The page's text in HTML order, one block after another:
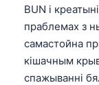
BUN і
праблемах з
самастойна
кішачным
спажыванні
ไทย
ဗမာစာ